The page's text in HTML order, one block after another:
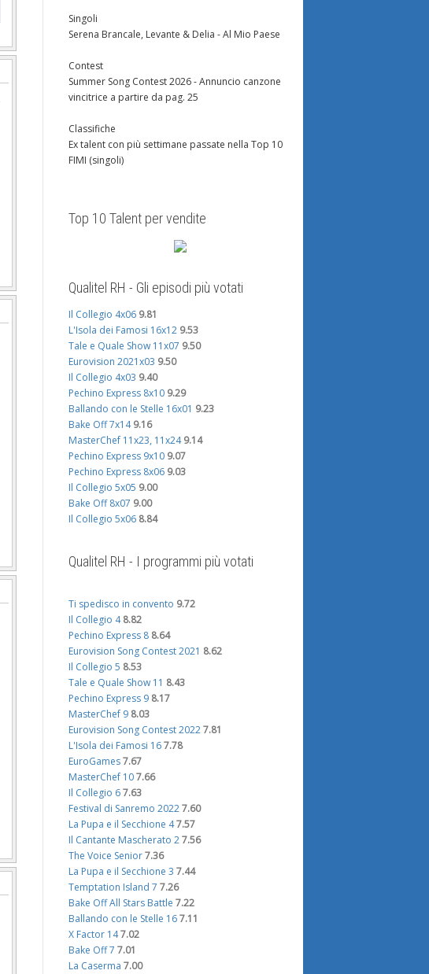
Singoli
Serena Brancale, Levante & Delia - Al Mio Paese
Contest
Summer Song Contest 2026 - Annuncio canzone
vincitrice a partire da pag. 25
Classifiche
Ex talent con più settimane passate nella Top 10
FIMI (singoli)
Top 10 Talent per vendite
Qualitel RH - Gli episodi più votati
Il Collegio 4x06 9.81
L'Isola dei Famosi 16x12 9.53
Tale e Quale Show 11x07 9.50
Eurovision 2021x03 9.50
Il Collegio 4x03 9.40
Pechino Express 8x10 9.29
Ballando con le Stelle 16x01 9.23
Bake Off 7x14 9.16
MasterChef 11x23, 11x24 9.14
Pechino Express 9x10 9.07
Pechino Express 8x06 9.03
Il Collegio 5x05 9.00
Bake Off 8x07 9.00
Il Collegio 5x06 8.84
Qualitel RH - I programmi più votati
Ti spedisco in convento 9.72
Il Collegio 4 8.82
Pechino Express 8 8.64
Eurovision Song Contest 2021 8.62
Il Collegio 5 8.53
Tale e Quale Show 11 8.43
Pechino Express 9 8.17
MasterChef 9 8.03
Eurovision Song Contest 2022 7.81
L'Isola dei Famosi 16 7.78
EuroGames 7.67
MasterChef 10 7.66
Il Collegio 6 7.63
Festival di Sanremo 2022 7.60
La Pupa e il Secchione 47.57
Il Cantante Mascherato 2 7.56
The Voice Senior 7.36
La Pupa e il Secchione 3 7.44
Temptation Island 7 7.26
Bake Off All Stars Battle 7.22
Ballando con le Stelle 16 7.11
X Factor 147.02
Bake Off 7 7.01
La Caserma 7.00